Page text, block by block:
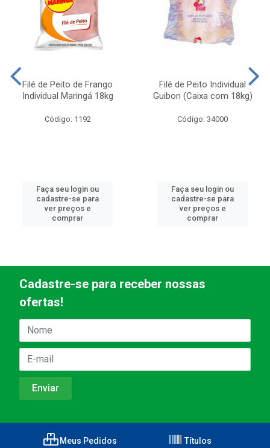
Filé de Peito de Frango
Individual Maringá 18kg
Código: 1192
Faça seu login ou
cadastre-se para
ver preços e
comprar
Filé de Peito Individual
Guibon (Caixa com 18kg)
Código: 34000
Faça seu login ou
cadastre-se para
ver preços e
comprar
Cadastre-se para receber nossas
ofertas!
Meus Pedidos Títulos